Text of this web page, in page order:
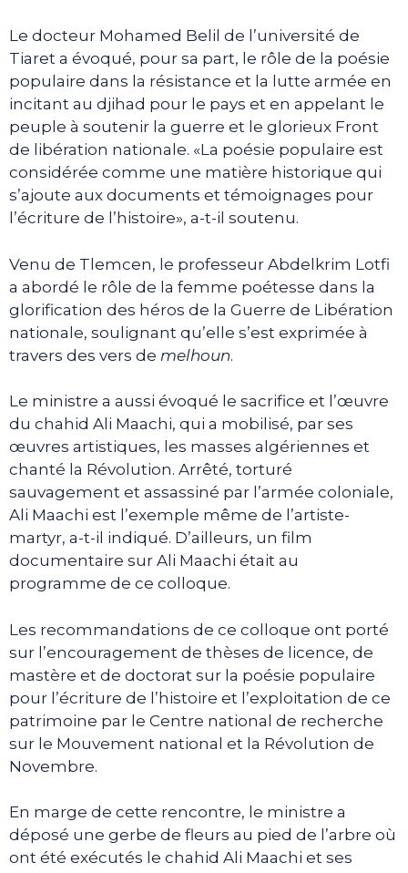
Le docteur Mohamed Belil de l’université de
Tiaret a évoqué, pour sa part, le rôle de la poésie
populaire dans la résistance et la lutte armée en
incitant au djihad pour le pays et en appelant le
peuple à soutenir la guerre et le glorieux Front
de libération nationale. «La poésie populaire est
considérée comme une matière historique qui
s’ajoute aux documents et témoignages pour
l’écriture de l’histoire», a-t-il soutenu.
Venu de Tlemcen, le professeur Abdelkrim Lotfi
a abordé le rôle de la femme poétesse dans la
glorification des héros de la Guerre de Libération
nationale, soulignant qu’elle s’est exprimée à
travers des vers de melhoun.
Le ministre a aussi évoqué le sacrifice et l’œuvre
du chahid Ali Maachi, qui a mobilisé, par ses
œuvres artistiques, les masses algériennes et
chanté la Révolution. Arrêté, torturé
sauvagement et assassiné par l’armée coloniale,
Ali Maachi est l’exemple même de l’artiste-
martyr, a-t-il indiqué. D’ailleurs, un film
documentaire sur Ali Maachi était au
programme de ce colloque.
Les recommandations de ce colloque ont porté
sur l’encouragement de thèses de licence, de
mastère et de doctorat sur la poésie populaire
pour l’écriture de l’histoire et l’exploitation de ce
patrimoine par le Centre national de recherche
sur le Mouvement national et la Révolution de
Novembre.
En marge de cette rencontre, le ministre a
déposé une gerbe de fleurs au pied de l’arbre où
ont été exécutés le chahid Ali Maachi et ses